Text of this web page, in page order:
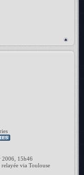
2006, 15h46
via Toulouse